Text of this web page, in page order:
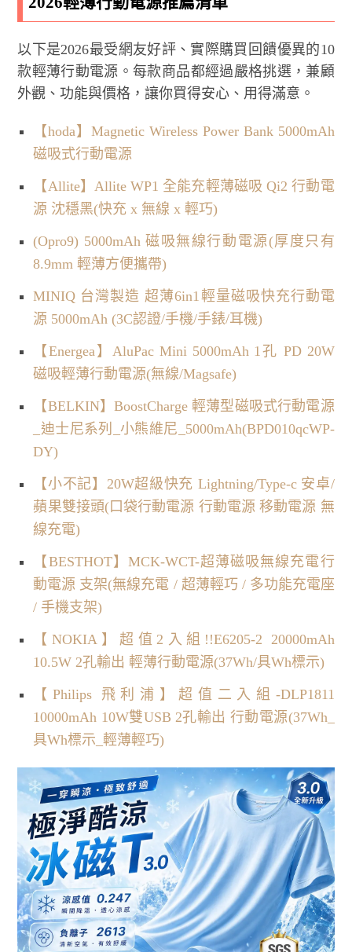
以下是2026最受網友好評、實際購買回饋優異的10
款輕薄行動電源。每款商品都經過嚴格挑選，兼顧
外觀、功能與價格，讓你買得安心、用得滿意。
【hoda】Magnetic Wireless Power Bank 5000mAh
磁吸式行動電源
【Allite】Allite WP1 全能充輕薄磁吸 Qi2 行動電
源 沈穩黑(快充 x 無線 x 輕巧)
(Opro9) 5000mAh 磁吸無線行動電源(厚度只有
8.9mm 輕薄方便攜帶)
MINIQ 台灣製造 超薄6in1輕量磁吸快充行動電
源 5000mAh (3C認證/手機/手錶/耳機)
【Energea】AluPac Mini 5000mAh 1孔 PD 20W
磁吸輕薄行動電源(無線/Magsafe)
【BELKIN】BoostCharge 輕薄型磁吸式行動電源
_迪士尼系列_小熊維尼_5000mAh(BPD010qcWP-
DY)
【小不記】20W超級快充 Lightning/Type-c 安卓/
蘋果雙接頭(口袋行動電源 行動電源 移動電源 無
線充電)
【BESTHOT】MCK-WCT-超薄磁吸無線充電行
動電源 支架(無線充電 / 超薄輕巧 / 多功能充電座
/ 手機支架)
【NOKIA】超值2入組!!E6205-2 20000mAh
10.5W 2孔輸出 輕薄行動電源(37Wh/具Wh標示)
【Philips 飛利浦】超值二入組-DLP1811
10000mAh 10W雙USB 2孔輸出 行動電源(37Wh_
具Wh標示_輕薄輕巧)